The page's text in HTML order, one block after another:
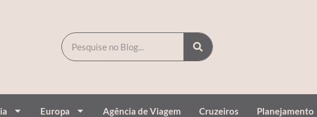
Europa Agência de Viagem Cruzeiros Planejamento